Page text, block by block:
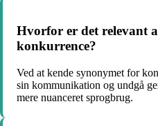
Hvorfor er det relevant
konkurrence?
Ved at kende synonymet for
sin kommunikation og undgå
mere nuanceret sprogbrug.